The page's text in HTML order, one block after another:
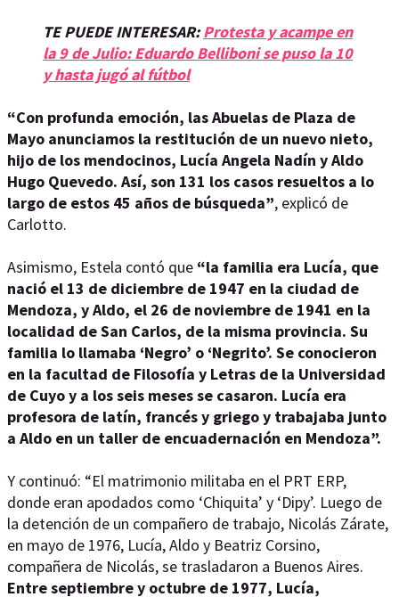
TE PUEDE INTERESAR:Protesta y acampe en
la 9 de Julio: Eduardo Belliboni se puso la 10
y hasta jugó al fútbol
“Con profunda emoción, las Abuelas de Plaza de
Mayo anunciamos la restitución de un nuevo nieto,
hijo de los mendocinos, Lucía Angela Nadín y Aldo
Hugo Quevedo. Así, son 131 los casos resueltos a lo
largo de estos 45 años de búsqueda”, explicó de
Carlotto.
Asimismo, Estela contó que “la familia era Lucía, que
nació el 13 de diciembre de 1947 en la ciudad de
Mendoza, y Aldo, el 26 de noviembre de 1941 en la
localidad de San Carlos, de la misma provincia. Su
familia lo llamaba ‘Negro’ o ‘Negrito’. Se conocieron
en la facultad de Filosofía y Letras de la Universidad
de Cuyo y a los seis meses se casaron. Lucía era
profesora de latín, francés y griego y trabajaba junto
a Aldo en un taller de encuadernación en Mendoza”.
Y continuó: “El matrimonio militaba en el PRT ERP,
donde eran apodados como ‘Chiquita’ y ‘Dipy’. Luego de
la detención de un compañero de trabajo, Nicolás Zárate,
en mayo de 1976, Lucía, Aldo y Beatriz Corsino,
compañera de Nicolás, se trasladaron a Buenos Aires.
Entre septiembre y octubre de 1977, Lucía,